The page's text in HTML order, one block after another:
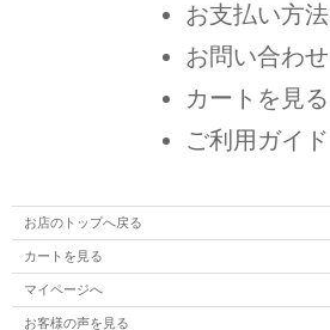
お支払い方法
お問い合わせ
カートを見る
ご利用ガイド
お店のトップへ戻る
カートを見る
マイページへ
お客様の声を見る